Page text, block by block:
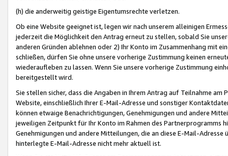
(h) die anderweitig geistige Eigentumsrechte verletzen.
Ob eine Website geeignet ist, legen wir nach unserem alleinigen
jederzeit die Möglichkeit den Antrag erneut zu stellen, sobald Sie
anderen Gründen ablehnen oder 2) Ihr Konto im Zusammenhang mit
schließen, dürfen Sie ohne unsere vorherige Zustimmung keinen
wiederaufleben zu lassen. Wenn Sie unsere vorherige Zustimmung
bereitgestellt wird.
Sie stellen sicher, dass die Angaben in Ihrem Antrag auf Teilnahme
Website, einschließlich Ihrer E-Mail-Adresse und sonstiger
können etwaige Benachrichtigungen, Genehmigungen und andere
jeweiligen Zeitpunkt für Ihr Konto im Rahmen des Partnerprogramms
Genehmigungen und andere Mitteilungen, die an diese E-Mail-
hinterlegte E-Mail-Adresse nicht mehr aktuell ist.